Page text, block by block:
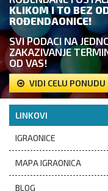
SVI PODACI NA
ZAKAZIVANJE
OD VAS!
VIDI CELU PONUDU
LINKOVI
IGRAONICE
MAPA IGRAONICA
BLOG
MARKETING